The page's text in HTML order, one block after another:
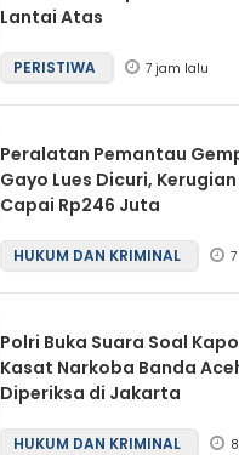
Lantai Atas
PERISTIWA 7 jam lalu
Peralatan Pemantau
Gayo Lues Dicuri,
Capai Rp246 Juta
HUKUM DAN KRIMINAL
Polri Buka Suara Soal
Kasat Narkoba Banda
Diperiksa di Jakarta
HUKUM DAN KRIMINAL